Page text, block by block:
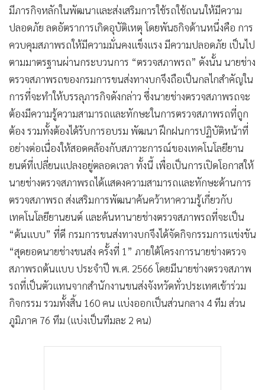
• ญี่ปุ่น
• News1
• Gotomanager
มีภารกิจหลักในพัฒนาและส่งเสริมการใช้รถใช้ถนนให้มีความ
ปลอดภัย ลดอัตราการเกิดอุบัติเหตุ โดยพันธกิจด้านหนึ่งคือ การ
ควบคุมสภาพรถให้มีความมั่นคงแข็งแรง มีความปลอดภัย เป็นไป
ตามมาตรฐานผ่านกระบวนการ “ตรวจสภาพรถ” ดังนั้น นายช่าง
ตรวจสภาพรถของกรมการขนส่งทางบกจึงถือเป็นกลไกสำคัญใน
การที่จะทำให้บรรลุภารกิจดังกล่าว ซึ่งนายช่างตรวจสภาพรถจะ
ต้องมีความรู้ความสามารถและทักษะในการตรวจสภาพรถที่ถูก
ต้อง รวมทั้งต้องได้รับการอบรม พัฒนา ฝึกฝนการปฏิบัติหน้าที่
อย่างต่อเนื่องให้สอดคล้องกับสภาวะการณ์ของเทคโนโลยียาน
ยนต์ที่เปลี่ยนแปลงอยู่ตลอดเวลา ทั้งนี้ เพื่อเป็นการเปิดโอกาสให้
นายช่างตรวจสภาพรถได้แสดงความสามารถและทักษะด้านการ
ตรวจสภาพรถ ส่งเสริมการพัฒนาค้นคว้าหาความรู้เกี่ยวกับ
เทคโนโลยียานยนต์ และค้นหานายช่างตรวจสภาพรถที่จะเป็น
“ต้นแบบ” ที่ดี กรมการขนส่งทางบกจึงได้จัดกิจกรรมการแข่งขัน
“สุดยอดนายช่างขนส่ง ครั้งที่ 1” ภายใต้โครงการนายช่างตรวจ
สภาพรถต้นแบบ ประจำปี พ.ศ. 2566 โดยมีนายช่างตรวจสภาพ
รถที่เป็นตัวแทนจากสำนักงานขนส่งจังหวัดทั่วประเทศเข้าร่วม
กิจกรรม รวมทั้งสิ้น 160 คน แบ่งออกเป็นส่วนกลาง 4 ทีม ส่วน
ภูมิภาค 76 ทีม (แบ่งเป็นทีมละ 2 คน)